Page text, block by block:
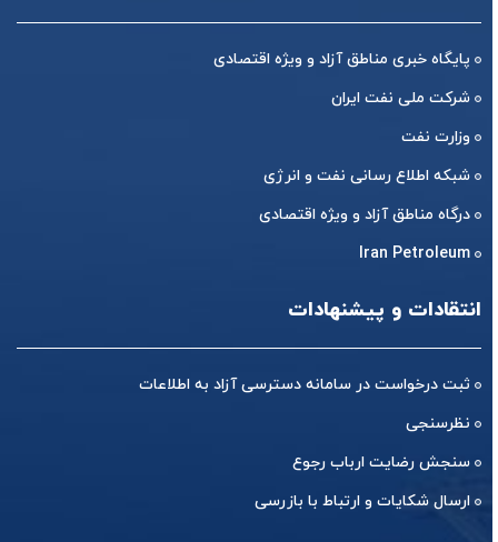
پایگاه خبری مناطق آزاد و ویژه اقتصادی
شرکت ملی نفت ایران
وزارت نفت
شبکه اطلاع رسانی نفت و انرژی
درگاه مناطق آزاد و ویژه اقتصادی
Iran Petroleum
انتقادات و پیشنهادات
ثبت درخواست در سامانه دسترسی آزاد به اطلاعات
نظرسنجی
سنجش رضایت ارباب رجوع
ارسال شکایات و ارتباط با بازرسی